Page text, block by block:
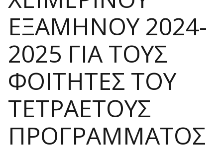
ΕΞΑΜΗΝΟΥ 2024-
2025 ΓΙΑ ΤΟΥΣ
ΦΟΙΤΗΤΕΣ ΤΟΥ
ΤΕΤΡΑΕΤΟΥΣ
ΠΡΟΓΡΑΜΜΑΤΟΣ